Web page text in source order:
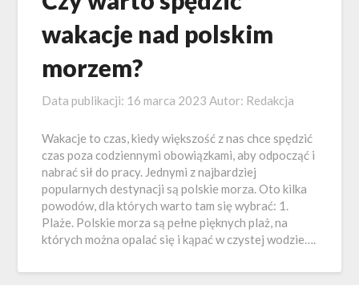
wakacje nad polskim
morzem?
Data publikacji: 16 marca 2023 Autor: Redakcja
Wakacje to czas, kiedy większość z nas chce spędzić
czas poza codziennymi obowiązkami, aby odpocząć i
nabrać sił do pracy. Jednymi z najbardziej
popularnych destynacji są polskie morza. Oto kilka
powodów, dla których warto tam się wybrać: 1.
Plaże. Polskie morza są pełne pięknych plaż, na
których można opalać się i kąpać w czystej wodzie….